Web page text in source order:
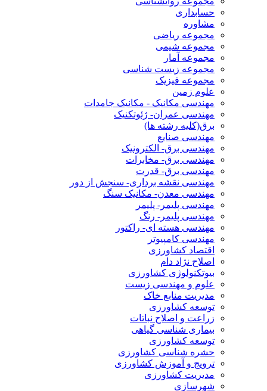
حسابداری
مشاوره
مجموعه ریاضی
مجموعه شیمی
مجموعه آمار
مجموعه زیست شناسی
مجموعه فیزیک
علوم زمین
مهندسی مکانیک - مکانیک جامدات
مهندسی عمران- ژئوتکنیک
برق(کلیه رشته ها)
مهندسی صنایع
مهندسی برق- الکترونیک
مهندسی برق- مخابرات
مهندسی برق- قدرت
مهندسی نقشه برداری- سنجش از دور
مهندسی معدن- مکانیک سنگ
مهندسی پلیمر- پلیمر
مهندسی پلیمر- رنگ
مهندسی هسته ای- راکتور
مهندسی کامپیوتر
اقتصاد کشاورزی
اصلاح نژاد دام
بیوتکنولوژی کشاورزی
علوم و مهندسی زیست
مدیریت منابع خاک
توسعه کشاورزی
زراعت و اصلاح نباتات
بیماری شناسی گیاهی
توسعه کشاورزی
حشره شناسی کشاورزی
ترویج و آموزش کشاورزی
مدیریت کشاورزی
شهرسازی